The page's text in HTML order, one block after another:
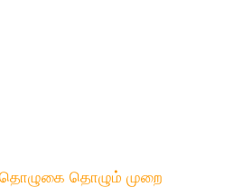
தொழும் முறை